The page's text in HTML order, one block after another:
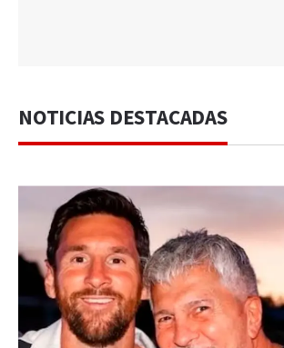
NOTICIAS DESTACADAS